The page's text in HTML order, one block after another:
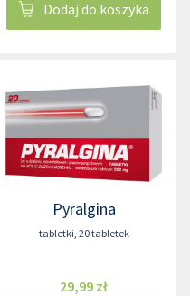
Dodaj do koszyka
Pyralgina
tabletki 20 tabletek
29,99 zł